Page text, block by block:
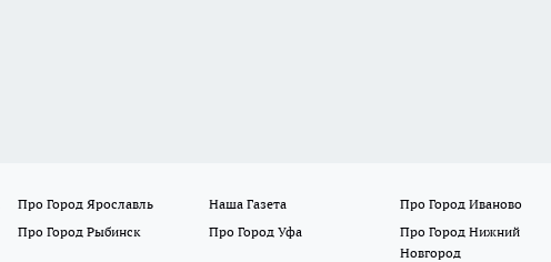
Про Город Ярославль Наша Газета
Про Город Иваново
Про Город Рыбинск Про Город Уфа
Про Город Нижний
Новгород